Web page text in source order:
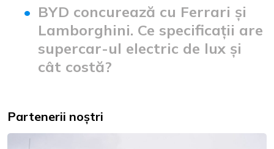
BYD concurează cu Ferrari și
Lamborghini. Ce specificații are
supercar-ul electric de lux și
cât costă?
Partenerii noștri